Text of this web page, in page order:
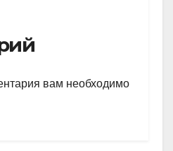
и
вам необходимо